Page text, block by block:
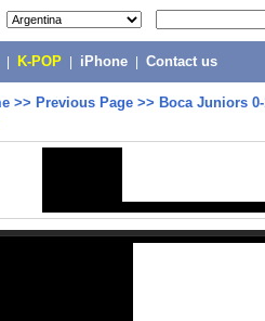
K-POP iPhone Contact us
>> Previous Page >> Boca Juniors